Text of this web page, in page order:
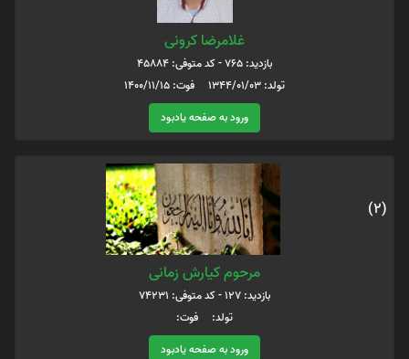
غلامرضا کرونی
بازدید: 765 - کد متوفی: 45884
تولد: 1344/01/03 فوت: 1400/11/15
ورود به صفحه یادبود
(2)
مرحوم کیارش زمانی
بازدید: 127 - کد متوفی: 74231
تولد: فوت:
ورود به صفحه یادبود